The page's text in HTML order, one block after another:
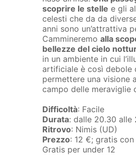
scoprire le stelle e gli
celesti che da da
anni sono un’attrattiva
Cammineremo alla
bellezze del cielo
in un ambiente in cui
artificiale è così debole
permettere una visione
campo delle meraviglie
Difficoltà: Facile
Durata: dalle 20.30 alle
Ritrovo: Nimis (UD)
Prezzo: 12 €; gratis con
Gratis per under 12